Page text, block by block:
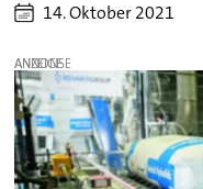
14. Oktober 2021
ANZEIGE